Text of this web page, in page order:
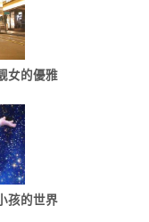
女的優雅
孩的世界